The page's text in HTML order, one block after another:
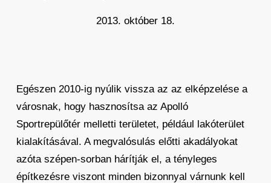
2013. október 18.
Egészen 2010-ig nyúlik vissza az az elképzelése a
városnak, hogy hasznosítsa az Apolló
Sportrepülőtér melletti területet, például lakóterület
kialakításával. A megvalósulás előtti akadályokat
azóta szépen-sorban hárítják el, a tényleges
építkezésre viszont minden bizonnyal várnunk kell